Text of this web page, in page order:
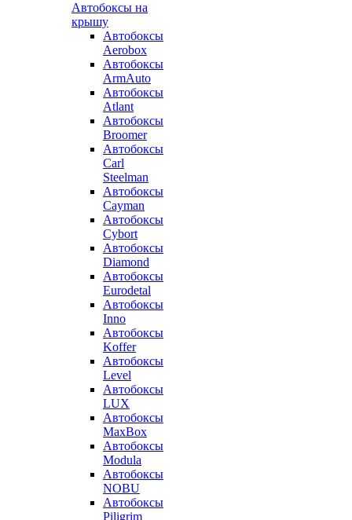
Автобоксы на
крышу
Автобоксы
Aerobox
Автобоксы
ArmAuto
Автобоксы
Atlant
Автобоксы
Broomer
Автобоксы
Carl
Steelman
Автобоксы
Cayman
Автобоксы
Cybort
Автобоксы
Diamond
Автобоксы
Eurodetal
Автобоксы
Inno
Автобоксы
Koffer
Автобоксы
Level
Автобоксы
LUX
Автобоксы
MaxBox
Автобоксы
Modula
Автобоксы
NOBU
Автобоксы
Piligrim